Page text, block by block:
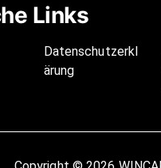
Links
Datenschutzerkl
ärung